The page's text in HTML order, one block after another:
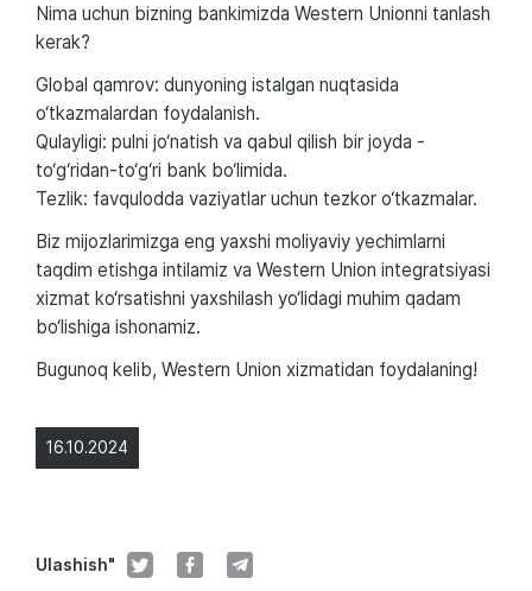
16.10.2024
Ulashish"
Nima uchun bizning bankimizda Western Unionni tanlash
kerak?
Global qamrov: dunyoning istalgan nuqtasida
o‘tkazmalardan foydalanish.
Qulayligi: pulni jo‘natish va qabul qilish bir joyda -
to‘g‘ridan-to‘g‘ri bank bo‘limida.
Tezlik: favqulodda vaziyatlar uchun tezkor o‘tkazmalar.
Biz mijozlarimizga eng yaxshi moliyaviy yechimlarni
taqdim etishga intilamiz va Western Union integratsiyasi
xizmat ko‘rsatishni yaxshilash yo‘lidagi muhim qadam
bo‘lishiga ishonamiz.
Bugunoq kelib, Western Union xizmatidan foydalaning!